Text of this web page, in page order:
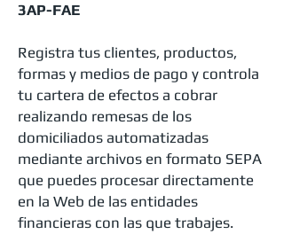
3AP-FAE
Registra tus clientes, productos,
formas y medios de pago y controla
tu cartera de efectos a cobrar
realizando remesas de los
domiciliados automatizadas
mediante archivos en formato SEPA
que puedes procesar directamente
en la Web de las entidades
financieras con las que trabajes.